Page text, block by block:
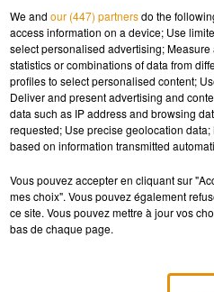
les visiteurs du parc
Kiwi et
« L’ours » de Jean-Jacques
oursons qui ont tenu le rôle
Sèvres, accompagnée par
dans le zoo de Bordeaux-
We and our (447) partnersdo the
access information on a device; Use
select personalised advertising;
statistics or combinations of data from
profiles to select personalised content;
Deliver and present advertising and
data such as IP address and browsing
requested; Use precise geolocation
based on information transmitted
Vous pouvez accepter en cliquant sur
mes choix". Vous pouvez également
ce site. Vous pouvez mettre à jour vos
bas de chaque page.